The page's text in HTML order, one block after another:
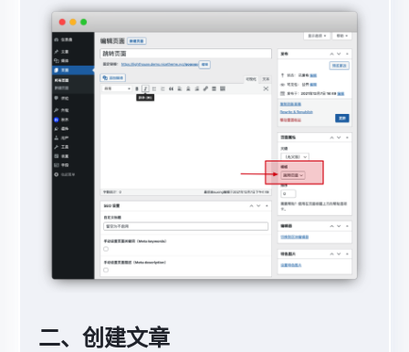
二、创建文章